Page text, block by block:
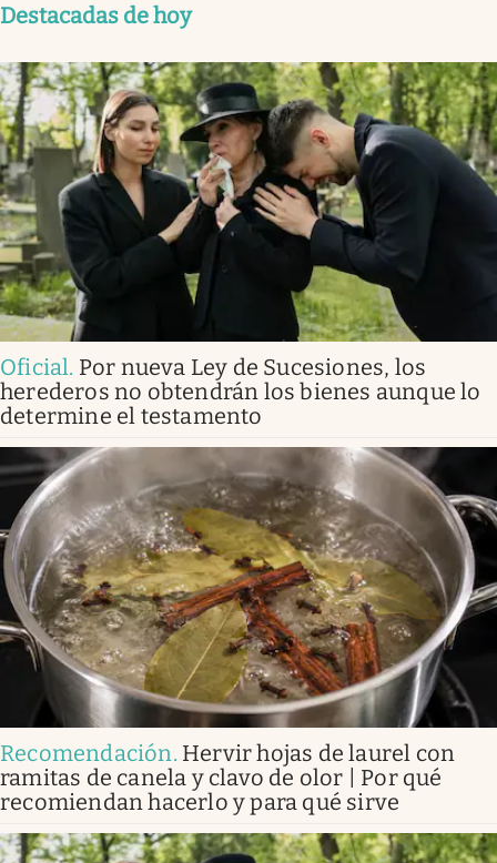
Destacadas de hoy
Oficial. Por nueva Ley de Sucesiones, los
herederos no obtendrán los bienes aunque lo
determine el testamento
Recomendación. Hervir hojas de laurel con
ramitas de canela y clavo de olor | Por qué
recomiendan hacerlo y para qué sirve